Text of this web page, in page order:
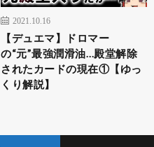
2021.10.16
【デュエマ】ドロマー
の“元”最強潤滑油…殿堂解除
されたカードの現在①【ゆっ
くり解説】